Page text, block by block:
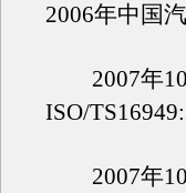
2006年中国
2007年10
ISO/
2007年10